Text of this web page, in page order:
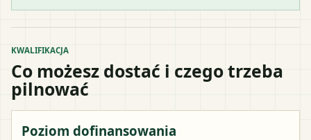
KWALIFIKACJA
Co możesz dostać i czego trzeba
pilnować
Poziom dofinansowania